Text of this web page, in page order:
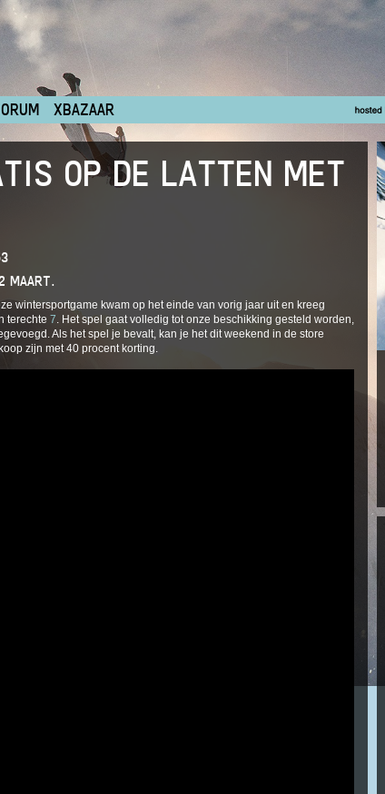
XBAZAAR
OP DE LATTEN MET
MAART.
wintersportgame kwam op het einde van vorig jaar uit en kreeg
terechte 7. Het spel gaat volledig tot onze beschikking gesteld worden,
Als het spel je bevalt, kan je het dit weekend in de store
zijn met 40 procent korting.